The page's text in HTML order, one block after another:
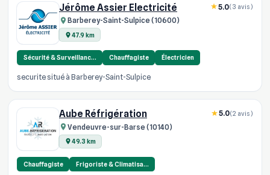
Jérôme Assier Electricité
Barberey-Saint-Sulpice (10600)
47.9 km
5.0(3 avis)
Sécurité & Surveillanc… Chauffagiste Électricien
securite situé à Barberey-Saint-Sulpice
Aube Réfrigération
Vendeuvre-sur-Barse (10140)
49.3 km
5.0(2 avis)
Chauffagiste Frigoriste & Climatisa…